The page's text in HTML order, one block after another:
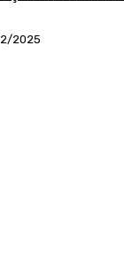
2025